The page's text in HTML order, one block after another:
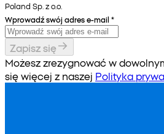
Poland Sp. z o.o.
Wprowadź swój adres e-mail *
Zapisz się
Możesz zrezygnować w
się więcej z naszej Polityka